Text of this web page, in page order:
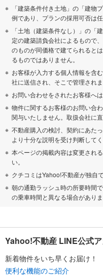
「建築条件付き土地」の「建物
例であり、プランの採用可否は任
「土地（建築条件なし）」の「
定の建築請負会社によるもので
のものが同価格で建てられると
るものではありません。
お客様が入力する個人情報を含
社に送信され、そこで管理されま
お問い合わせをされたお客様へ
物件に関するお客様のお問い合
関与いたしません。取扱会社に直
不動産購入の検討、契約にあた
より十分な説明を受け判断してく
本ページの掲載内容は変更され
い。
クチコミはYahoo!不動産が独自
朝の通勤ラッシュ時の所要時間
の乗車時間と異なる場合がありま
Yahoo!不動産 LINE公式ア
新着物件をいち早くお届け！
便利な機能のご紹介